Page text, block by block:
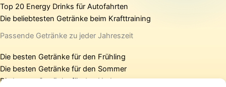
Top 20 Energy Drinks für Autofahrten
Die beliebtesten Getränke beim Krafttraining
Passende Getränke zu jeder Jahreszeit
Die besten Getränke für den Frühling
Die besten Getränke für den Sommer
Die besten Getränke für den Herbst